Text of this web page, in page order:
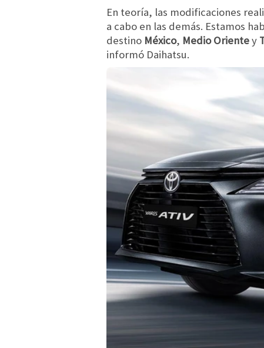
En teoría, las modificaciones
a cabo en las demás. Estamos
destino México, Medio Orientey
informó Daihatsu.